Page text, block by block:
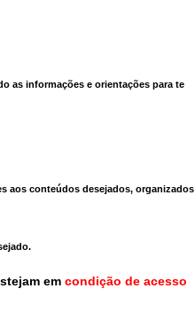
as informações e orientações para te
aos conteúdos desejados, organizados
em condição de acesso